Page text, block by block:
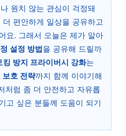
원치 않는 관심이 걱정돼
편안하게 일상을 공유하고
요. 그래서 오늘은 제가 알아
설정 방법을 공유해 드릴까
킹 방지 프라이버시 강화는
보호 전략까지 함께 이야기해
처럼 좀 더 안전하고 자유롭
고 싶은 분들께 도움이 되기